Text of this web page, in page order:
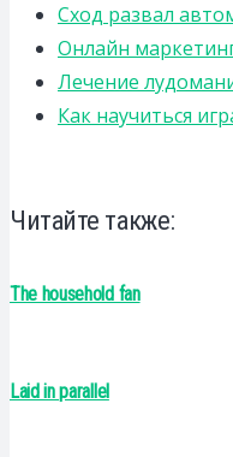
Сход развал
Онлайн
Лечение
Как научиться
Читайте также:
The household fan
Laid in parallel